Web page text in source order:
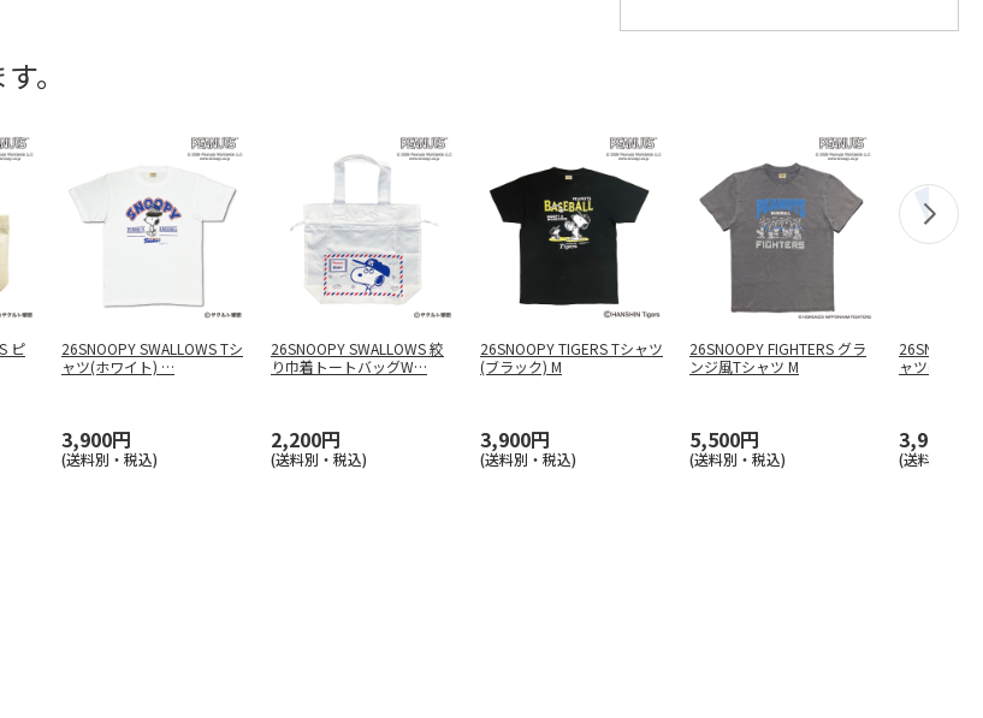
。
ピ
26SNOOPY SWALLOWS Tシ
ャツ(ホワイト) …
3,900円
(送料別・税込)
26SNOOPY SWALLOWS 絞
り巾着トートバッグW…
2,200円
(送料別・税込)
26SNOOPY TIGERS Tシャツ
(ブラック) M
3,900円
(送料別・税込)
26SNOOPY FIGHTERS グラ
ンジ風Tシャツ M
5,500円
(送料別・税込)
26SNOOPY
ャツ(ブルー)
3,900円
(送料別・税